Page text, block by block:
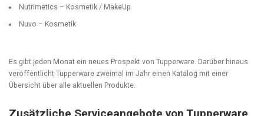
Nutrimetics – Kosmetik / MakeUp
Nuvo – Kosmetik
Es gibt jeden Monat ein neues Prospekt von Tupperware. Darüber hinaus
veröffentlicht Tupperware zweimal im Jahr einen Katalog mit einer
Übersicht über alle aktuellen Produkte.